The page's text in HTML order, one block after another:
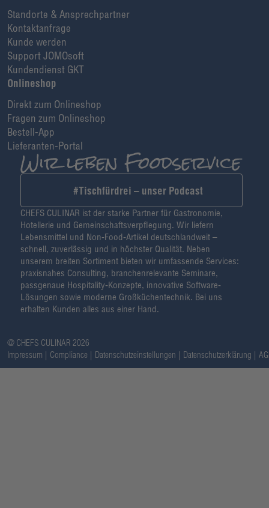
Standorte & Ansprechpartner
Kontaktanfrage
Kunde werden
Support JOMOsoft
Kundendienst GKT
Onlineshop
Direkt zum Onlineshop
Fragen zum Onlineshop
Bestell-App
Lieferanten-Portal
#Tischfürdrei – unser Podcast
CHEFS CULINAR ist der starke Partner für Gastronomie,
Hotellerie und Gemeinschaftsverpflegung. Wir liefern
Lebensmittel und Non-Food-Artikel deutschlandweit –
schnell, zuverlässig und in höchster Qualität. Neben
unserem breiten Sortiment bieten wir umfassende Services:
praxisnahes Consulting, branchenrelevante Seminare,
passgenaue Hospitality-Konzepte, innovative Software-
Lösungen sowie moderne Großküchentechnik. Bei uns
erhalten Kunden alles aus einer Hand.
@ CHEFS CULINAR 2026
Impressum
Compliance Datenschutzeinstellungen Datenschutzerklärung